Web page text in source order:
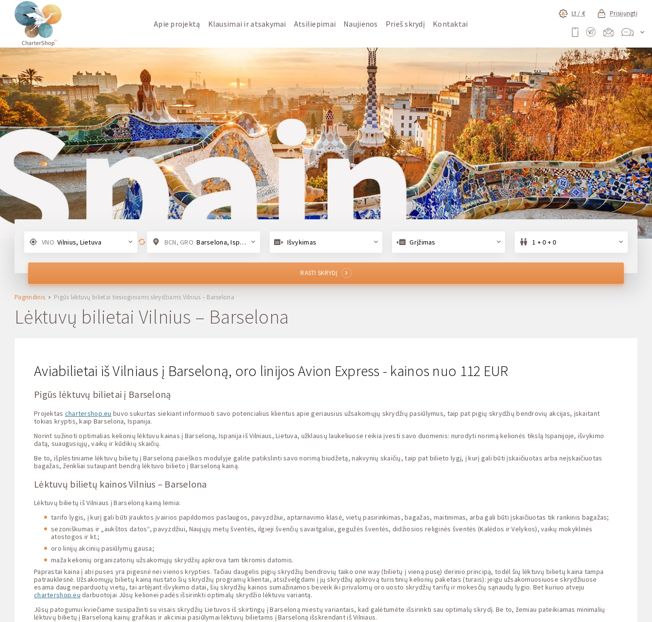
Apie projektą Klausimai ir atsakymai Atsiliepimai Naujienos Prieš skrydį Kontaktai
Lt / € Prisijungti
VNO Vilnius, Lietuva BCN, GRO Barselona, Ispanija Išvykimas Grįžimas 1 + 0 + 0
RASTI SKRYDĮ
Pagrindinis Pigūs lėktuvų bilietai tiesioginiams skrydžiams Vilnius – Barselona
Lėktuvų bilietai Vilnius – Barselona
Aviabilietai iš Vilniaus į Barseloną, oro linijos Avion Express - kainos nuo 112 EUR
Pigūs lėktuvų bilietai į Barseloną
Projektas chartershop.eu buvo sukurtas siekiant informuoti savo potencialius klientus apie geriausius užsakomųjų skrydžių pasiūlymus, taip pat pigių skrydžių bendrovių akcijas, įskaitant
tokias kryptis, kaip Barselona, Ispanija.
Norint sužinoti optimalias kelionių lėktuvu kainas į Barseloną, Ispanija iš Vilniaus, Lietuva, užklausų laukeliuose reikia įvesti savo duomenis: nurodyti norimą kelionės tikslą Ispanijoje, išvykimo
datą, suaugusiųjų, vaikų ir kūdikių skaičių.
Be to, išplėstiniame lėktuvų bilietų į Barseloną paieškos modulyje galite patikslinti savo norimą biudžetą, nakvynių skaičių, taip pat bilieto lygį, į kurį gali būti įskaičiuotas arba neįskaičiuotas
bagažas, ženkliai sutaupant bendrą lėktuvo bilieto į Barseloną kainą.
Lėktuvų bilietų kainos Vilnius – Barselona
Lėktuvų bilietų iš Vilniaus į Barseloną kainą lemia:
tarifo lygis, į kurį gali būti įrauktos įvairios papildomos paslaugos, pavyzdžiui, aptarnavimo klasė, vietų pasirinkimas, bagažas, maitinimas, arba gali būti įskaičiuotas tik rankinis bagažas;
sezoniškumas ir „aukštos datos“, pavyzdžiui, Naujųjų metų šventės, ilgieji švenčių savaitgaliai, gegužės šventės, didžiosios religinės šventės (Kalėdos ir Velykos), vaikų mokyklinės
atostogos ir kt.;
oro linijų akcinių pasiūlymų gausa;
maža kelionių organizatorių užsakomųjų skrydžių apkrova tam tikromis datomis.
Paprastai kaina į abi puses yra pigesnė nei vienos krypties. Tačiau daugelis pigių skrydžių bendrovių taiko one way (bilietų į vieną pusę) derinio principą, todėl šių lėktuvų bilietų kaina tampa
patrauklesnė. Užsakomųjų bilietų kainą nustato šių skrydžių programų klientai, atsižvelgdami į jų skrydžių apkrovą turistinių kelionių paketais (turais): jeigu užsakomuosiuose skrydžiuose
esama daug neparduotų vietų, tai artėjant išvykimo datai, šių skrydžių kainos sumažinamos beveik iki privalomų oro uosto skrydžių tarifų ir mokesčių sąnaudų lygio. Bet kuriuo atveju
chartershop.eu darbuotojai Jūsų kelionei padės išsirinkti optimalų skrydžio lėktuvu variantą.
Jūsų patogumui kviečiame susipažinti su visais skrydžių Lietuvos iš skirtingų į Barseloną miestų variantais, kad galėtumėte išsirinkti sau optimalų skrydį. Be to, žemiau pateikiamas minimalių
lėktuvų bilietų į Barseloną kainų grafikas ir akciniai pasiūlymai lėktuvų bilietams į Barseloną išskrendant iš Vilniaus.